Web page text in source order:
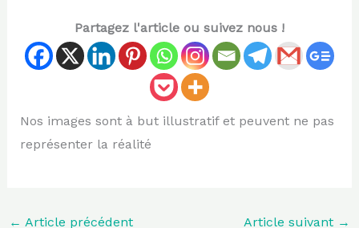
Partagez l'article ou suivez nous !
Nos images sont à but illustratif et peuvent ne pas
représenter la réalité
← Article précédent Article suivant →